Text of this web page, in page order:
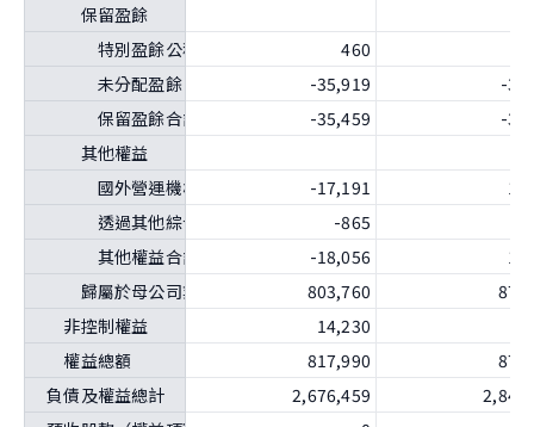
保留盈餘
特別盈餘公積
未分配盈餘（或待彌補虧損）
保留盈餘合計
其他權益
國外營運機構財務報表換算之兌換差額
透過其他綜合損益按公允價值衡量之金融資產未實現評價
其他權益合計
歸屬於母公司業主之權益合計
非控制權益
權益總額
負債及權益總計
460
-35,919
-
-35,459
-
-17,191
-865
-18,056
803,760
14,230
817,990
2,676,459